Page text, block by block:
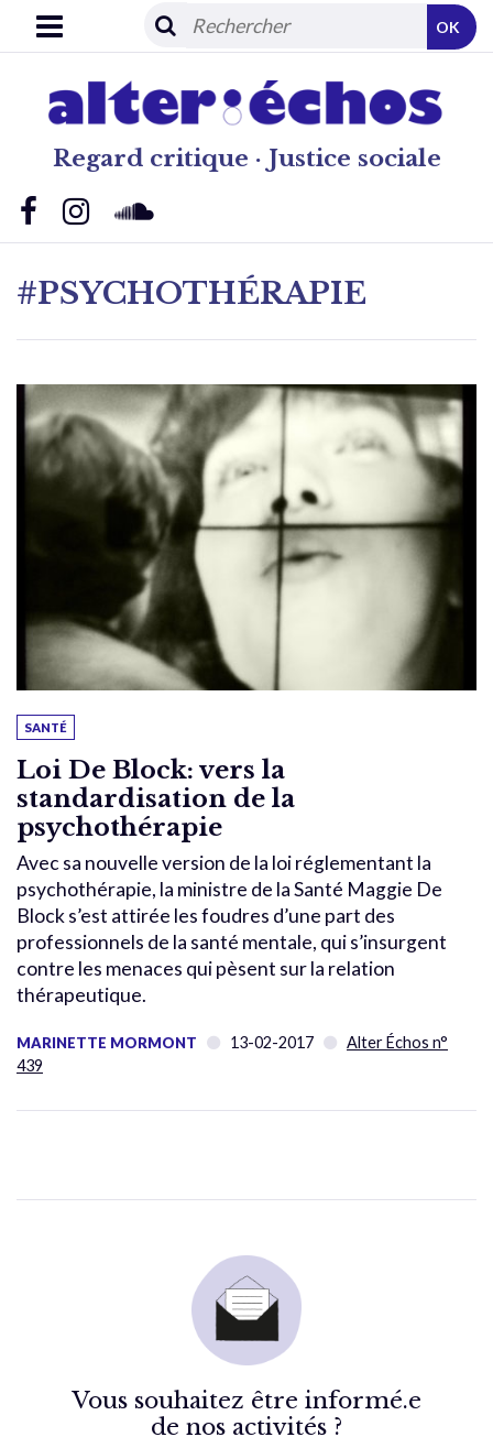
Regard critique · Justice sociale
OK
#PSYCHOTHÉRAPIE
SANTÉ
Loi De Block: vers la
standardisation de la
psychothérapie
Avec sa nouvelle version de la loi réglementant la
psychothérapie, la ministre de la Santé Maggie De
Block s’est attirée les foudres d’une part des
professionnels de la santé mentale, qui s’insurgent
contre les menaces qui pèsent sur la relation
thérapeutique.
MARINETTE MORMONT 13-02-2017
Alter Échos n°
439
Vous souhaitez être informé.e
de nos activités ?